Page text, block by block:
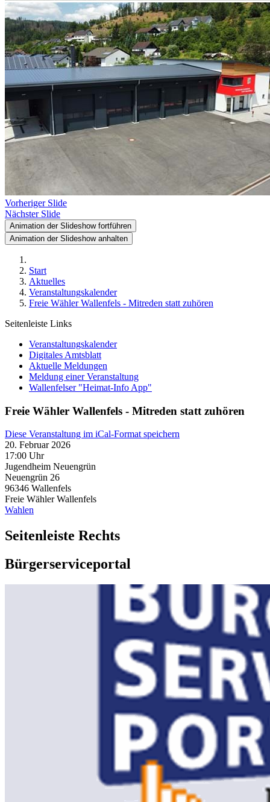
Vorheriger Slide
Nächster Slide
Animation der Slideshow fortführen
Animation der Slideshow anhalten
Start
Aktuelles
Veranstaltungskalender
Freie Wähler Wallenfels - Mitreden statt zuhören
Seitenleiste Links
Veranstaltungskalender
Digitales Amtsblatt
Aktuelle Meldungen
Meldung einer Veranstaltung
Wallenfelser "Heimat-Info App"
Freie Wähler Wallenfels - Mitreden statt zuhören
Diese Veranstaltung im iCal-Format speichern
20. Februar 2026
17:00 Uhr
Jugendheim Neuengrün
Neuengrün 26
96346 Wallenfels
Freie Wähler Wallenfels
Wahlen
Seitenleiste Rechts
Bürgerserviceportal